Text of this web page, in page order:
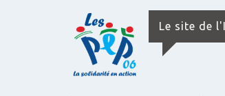
Le site de